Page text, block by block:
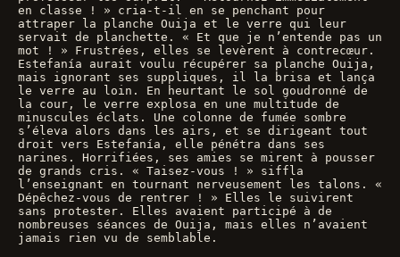
en classe ! » cria-t-il en se penchant pour
attraper la planche Ouija et le verre qui leur
servait de planchette. « Et que je n’entende pas un
mot ! » Frustrées, elles se levèrent à contrecœur.
Estefanía aurait voulu récupérer sa planche Ouija,
mais ignorant ses suppliques, il la brisa et lança
le verre au loin. En heurtant le sol goudronné de
la cour, le verre explosa en une multitude de
minuscules éclats. Une colonne de fumée sombre
s’éleva alors dans les airs, et se dirigeant tout
droit vers Estefanía, elle pénétra dans ses
narines. Horrifiées, ses amies se mirent à pousser
de grands cris. « Taisez-vous ! » siffla
l’enseignant en tournant nerveusement les talons. «
Dépêchez-vous de rentrer ! » Elles le suivirent
sans protester. Elles avaient participé à de
nombreuses séances de Ouija, mais elles n’avaient
jamais rien vu de semblable.